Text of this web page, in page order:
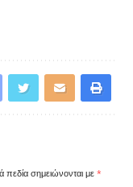
πεδία σημειώνονται με *